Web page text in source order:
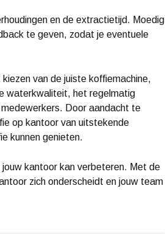
en de extractietijd. Moedig
te geven, zodat je eventuele
van de juiste koffiemachine,
waterkwaliteit, het regelmatig
Door aandacht te
op kantoor van uitstekende
kunnen genieten.
kantoor kan verbeteren. Met de
zich onderscheidt en jouw team